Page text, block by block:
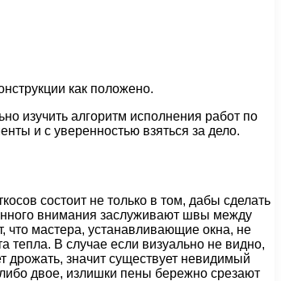
как положено.
изучить алгоритм исполнения работ по
и с уверенностью взяться за дело.
состоит не только в том, дабы сделать
внимания заслуживают швы между
что мастера, устанавливающие окна, не
тепла. В случае если визуально не видно,
дрожать, значит существует невидимый
двое, излишки пены бережно срезают